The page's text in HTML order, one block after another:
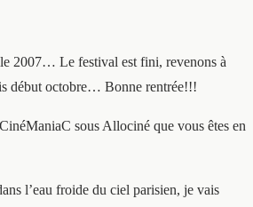
2007… Le festival est fini, revenons à
début octobre… Bonne rentrée!!!
sous Allociné que vous êtes en
l’eau froide du ciel parisien, je vais